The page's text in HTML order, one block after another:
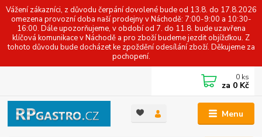
Vážení zákazníci, z důvodu čerpání dovolené bude od 13.8. do 17.8.2026
omezena provozní doba naší prodejny v Náchodě: 7:00-9:00 a 10:30-
16:00. Dále upozorňujeme, v období od 7. do 11.8. bude uzavřena
klíčová komunikace v Náchodě a pro zboží budeme jezdit objížďkou. Z
tohoto důvodu bude docházet ke zpoždění odesílání zboží. Děkujeme za
pochopení.
Menu
0 ks
za 0 Kč